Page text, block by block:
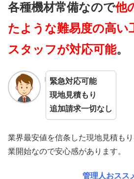
各種機材常備なので他
たような難易度の高い
スタッフが対応可能。
緊急対応可能
現地見積もり
追加請求一切なし
業界最安値を信条した現地見積も
業開始なので安心感があります。
管理人おスス